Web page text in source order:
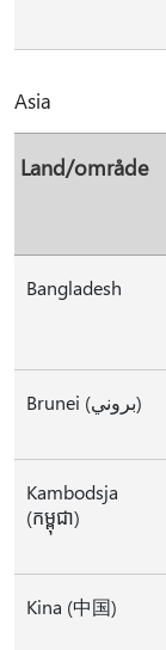
Asia
Land/område
Bangladesh
Brunei (بروني)
Kambodsja
(កម្ពុជា)
Kina (中国)